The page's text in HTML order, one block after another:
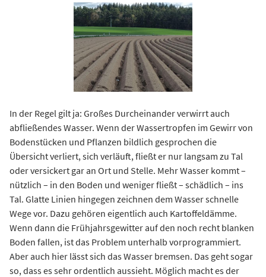
In der Regel gilt ja: Großes Durcheinander verwirrt auch
abfließendes Wasser. Wenn der Wassertropfen im Gewirr von
Bodenstücken und Pflanzen bildlich gesprochen die
Übersicht verliert, sich verläuft, fließt er nur langsam zu Tal
oder versickert gar an Ort und Stelle. Mehr Wasser kommt –
nützlich – in den Boden und weniger fließt – schädlich – ins
Tal. Glatte Linien hingegen zeichnen dem Wasser schnelle
Wege vor. Dazu gehören eigentlich auch Kartoffeldämme.
Wenn dann die Frühjahrsgewitter auf den noch recht blanken
Boden fallen, ist das Problem unterhalb vorprogrammiert.
Aber auch hier lässt sich das Wasser bremsen. Das geht sogar
so, dass es sehr ordentlich aussieht. Möglich macht es der